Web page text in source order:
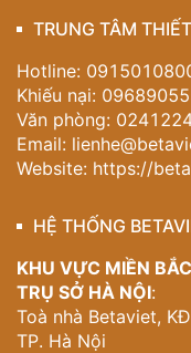
TRUNG TÂM
Hotline:
Khiếu nại:
Văn phòng:
Email:
Website: https://
HỆ THỐNG
KHU VỰC MIỀN BẮC
TRỤ SỞ HÀ NỘI:
Toà nhà Betaviet,
TP. Hà Nội